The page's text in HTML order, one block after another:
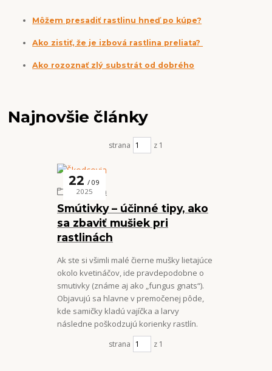
Môžem presadiť rastlinu hneď po kúpe?
Ako zistiť, že je izbová rastlina preliata?
Ako rozoznať zlý substrát od dobrého
Najnovšie články
strana z 1
Smútivky – účinné tipy, ako
sa zbaviť mušiek pri
rastlinách
22
09
2025
Škodcovia
Ak ste si všimli malé čierne mušky lietajúce
okolo kvetináčov, ide pravdepodobne o
smutivky (známe aj ako „fungus gnats“).
Objavujú sa hlavne v premočenej pôde,
kde samičky kladú vajíčka a larvy
následne poškodzujú korienky rastlín.
strana z 1